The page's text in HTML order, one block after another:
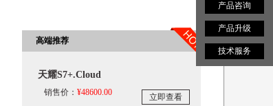
高端推荐
天耀S7+.Cloud
销售价： ¥48600.00 立即查看
产品咨询
产品升级
技术服务